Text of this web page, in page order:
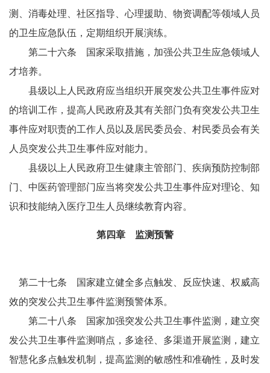
测、消毒处理、社区指导、心理援助、物资调配等领域人员
的卫生应急队伍，定期组织开展演练。
第二十六条 国家采取措施，加强公共卫生应急领域人
才培养。
县级以上人民政府应当组织开展突发公共卫生事件应对
的培训工作，提高人民政府及其有关部门负有突发公共卫生
事件应对职责的工作人员以及居民委员会、村民委员会有关
人员突发公共卫生事件应对能力。
县级以上人民政府卫生健康主管部门、疾病预防控制部
门、中医药管理部门应当将突发公共卫生事件应对理论、知
识和技能纳入医疗卫生人员继续教育内容。
第四章 监测预警
第二十七条 国家建立健全多点触发、反应快速、权威高
效的突发公共卫生事件监测预警体系。
第二十八条 国家加强突发公共卫生事件监测，建立突
发公共卫生事件监测哨点，多途径、多渠道开展监测，建立
智慧化多点触发机制，提高监测的敏感性和准确性，及时发